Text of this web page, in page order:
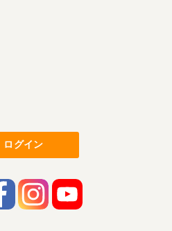
ログイン